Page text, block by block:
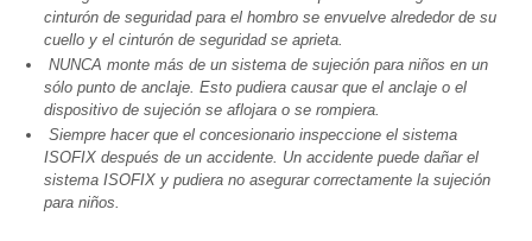
cinturón de seguridad para el hombro se envuelve alrededor de su
cuello y el cinturón de seguridad se aprieta.
NUNCA monte más de un sistema de sujeción para niños en un
sólo punto de anclaje. Esto pudiera causar que el anclaje o el
dispositivo de sujeción se aflojara o se rompiera.
Siempre hacer que el concesionario inspeccione el sistema
ISOFIX después de un accidente. Un accidente puede dañar el
sistema ISOFIX y pudiera no asegurar correctamente la sujeción
para niños.